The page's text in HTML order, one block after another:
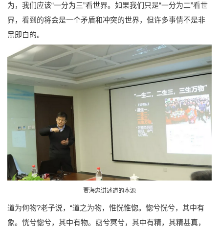
为，我们应该“一分为三”看世界。如果我们只是“一分为二”看世
界，看到的将会是一个矛盾和冲突的世界，但许多事情不是非
黑即白的。
贾海忠讲述道的本源
道为何物?老子说，“道之为物，惟恍惟惚。惚兮恍兮，其中有
象。恍兮惚兮，其中有物。窈兮冥兮，其中有精，其精甚真，